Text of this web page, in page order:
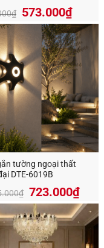
₫
Giá
gốc
là:
955.000₫.
573.000₫Giá
hiện
tại
là:
tường ngoại thất
DTE-6019B
₫ Giá
gốc
là:
1.205.000₫.
723.000₫Giá
hiện
tại
là: